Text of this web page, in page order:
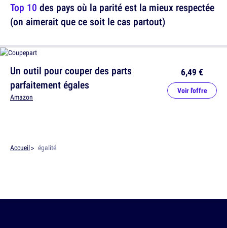
Top 10 des pays où la parité est la mieux respectée
(on aimerait que ce soit le cas partout)
Un outil pour couper des parts
parfaitement égales
Amazon
6,49 €
Voir l'offre
Accueil égalité